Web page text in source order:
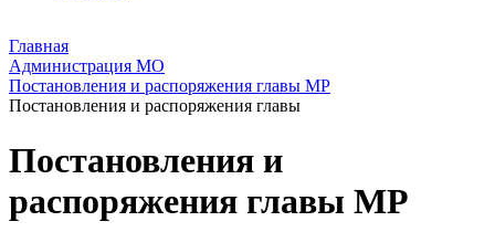
Главная
Администрация МО
Постановления и распоряжения главы МР
Постановления и распоряжения главы
Постановления и
распоряжения главы МР